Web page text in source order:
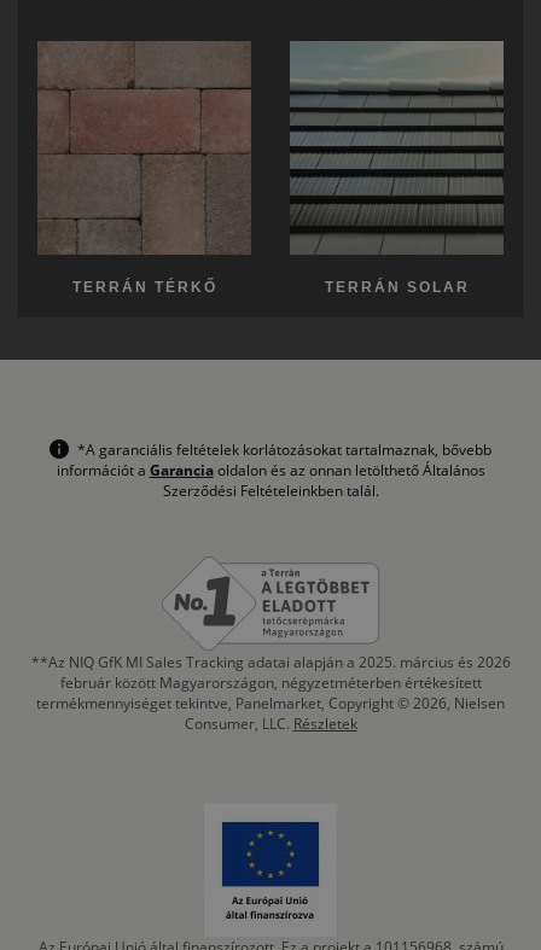
TERRÁN TÉRKŐ TERRÁN SOLAR
*A garanciális feltételek korlátozásokat tartalmaznak, bővebb
információt a Garanciaoldalon és az onnan letölthető Általános
Szerződési Feltételeinkben talál.
**Az NIQ GfK MI Sales Tracking adatai alapján a 2025. március és 2026
február között Magyarországon, négyzetméterben értékesített
termékmennyiséget tekintve, Panelmarket, Copyright © 2026, Nielsen
Consumer, LLC. Részletek